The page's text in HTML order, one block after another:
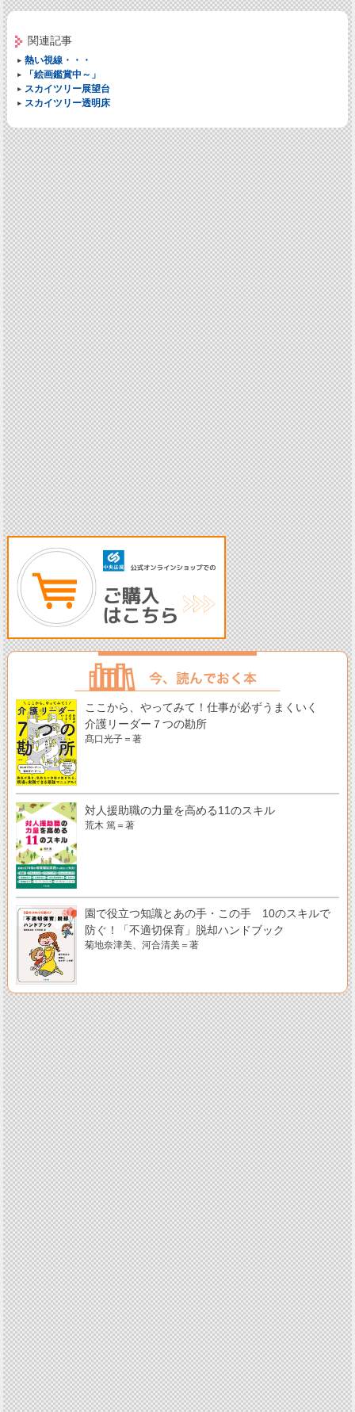
関連記事
熱い視線・・・
「絵画鑑賞中～」
スカイツリー展望台
スカイツリー透明床
ここから、やってみて！仕事が必ずうまくいく
介護リーダー７つの勘所
髙口光子＝著
対人援助職の力量を高める11のスキル
荒木 篤＝著
園で役立つ知識とあの手・この手 10のスキルで
防ぐ！「不適切保育」脱却ハンドブック
菊地奈津美、河合清美＝著